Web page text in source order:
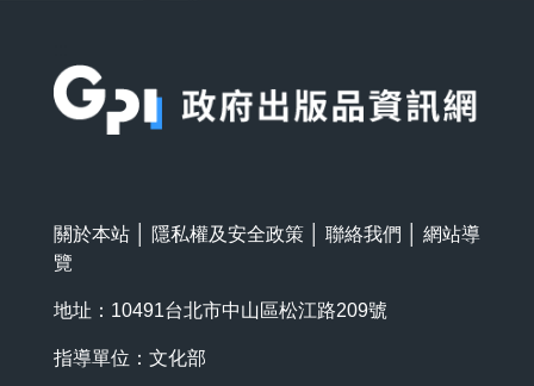
關於本站 隱私權及安全政策 聯絡我們
網站導
覽
地址：10491台北市中山區松江路209號
指導單位：文化部